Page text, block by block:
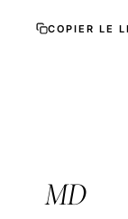
COPIER LE
MD